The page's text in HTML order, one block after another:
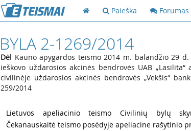
Paieška Forumas
BYLA 2-1269/2014
Dėl Kauno apygardos teismo 2014 m. balandžio 29
ieškovo uždarosios akcinės bendrovės UAB
civilinėje uždarosios akcinės bendrovės „Vekšis“
259/2014
Lietuvos apeliacinio teismo Civilinių bylų
Čekanauskaitė teismo posėdyje apeliacine rašytinio